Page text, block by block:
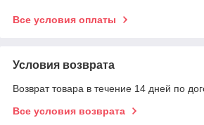
Все условия оплаты
Условия возврата
Возврат товара в течение 14 дней по
Все условия возврата